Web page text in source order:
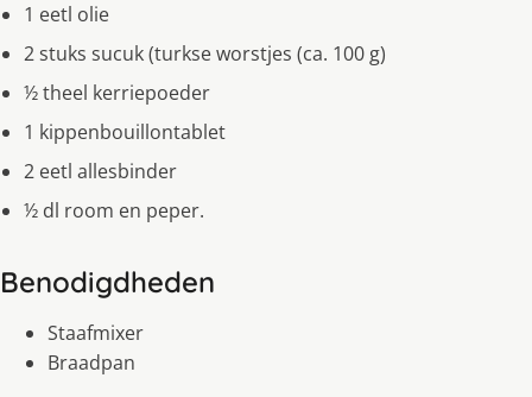
1 eetl olie
2 stuks sucuk (turkse worstjes (ca. 100 g)
½ theel kerriepoeder
1 kippenbouillontablet
2 eetl allesbinder
½ dl room en peper.
Benodigdheden
Staafmixer
Braadpan